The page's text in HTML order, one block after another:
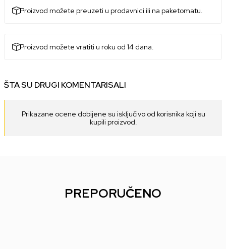
Proizvod možete preuzeti u prodavnici ili na paketomatu.
Proizvod možete vratiti u roku od 14 dana.
ŠTA SU DRUGI KOMENTARISALI
Prikazane ocene dobijene su isključivo od korisnika koji su
kupili proizvod.
PREPORUČENO